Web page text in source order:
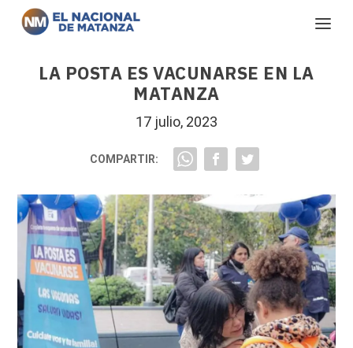
LA POSTA ES VACUNARSE EN LA
MATANZA
17 julio, 2023
COMPARTIR: